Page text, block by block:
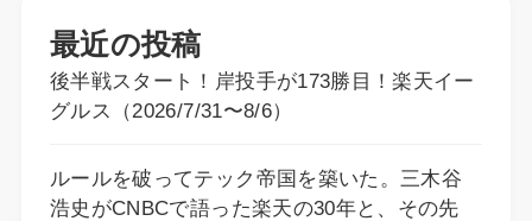
最近の投稿
後半戦スタート！岸投手が173勝目！楽天イー
グルス（2026/7/31〜8/6）
ルールを破ってテック帝国を築いた。三木谷
浩史がCNBCで語った楽天の30年と、その先